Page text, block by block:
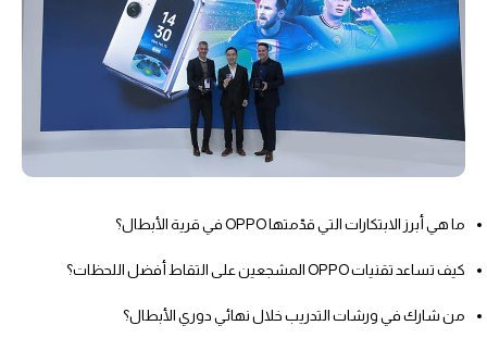
ما هي أبرز الابتكارات التي قدّمتها OPPO في قرية الأبطال؟
كيف تساعد تقنيات OPPO المشجعين على التقاط أفضل اللحظات؟
من شارك في ورشات التدريب خلال نهائي دوري الأبطال؟